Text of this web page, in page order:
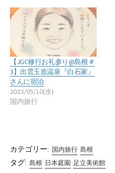
【JGC修行お礼参り@島根＃
3】出雲玉造温泉『白石家』
さんに宿泊
2023/05/10(水)
国内旅行
カテゴリー: 国内旅行 島根
タグ: 島根 日本庭園 足立美術館